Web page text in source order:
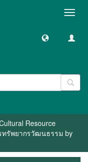
Resource
ทรัพยากรวัฒนธรรม by